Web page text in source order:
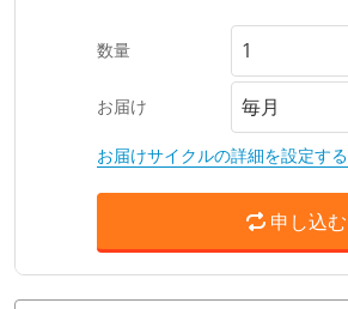
数量
お届け
お届けサイクルの詳細を設定する
申し込む